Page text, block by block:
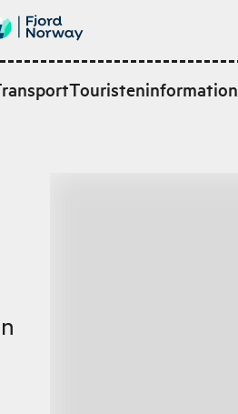
Touristeninformation